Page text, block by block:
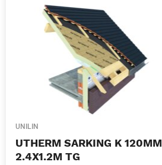
UNILIN
UTHERM SARKING K 120MM
2.4X1.2M TG